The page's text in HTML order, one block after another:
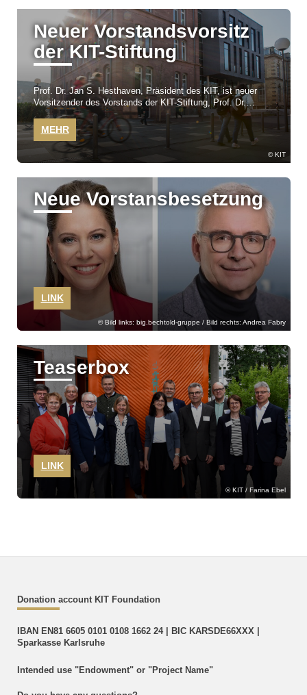
KIT
Neuer Vorstandsvorsitz
der KIT-Stiftung
Prof. Dr. Jan S. Hesthaven, Präsident des KIT, ist neuer
Vorsitzender des Vorstands der KIT-Stiftung, Prof. Dr.
Thomas Hirth ist der neue stellvertretende Vorsitzende.
MEHR
Bild links: big.bechtold-gruppe / Bild rechts: Andrea Fabry
Neue Vorstansbesetzung
LINK
KIT / Farina Ebel
Teaserbox
LINK
Donation account KIT Foundation
IBAN EN81 6605 0101 0108 1662 24 | BIC KARSDE66XXX |
Sparkasse Karlsruhe
Intended use "Endowment" or "Project Name"